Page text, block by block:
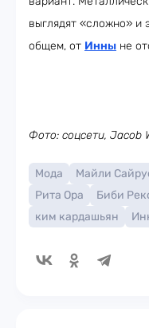
выглядят «сложно» и
общем, от Инны не
Фото: соцсети, Jacob
Мода Майли
Рита Ора
Биби
ким кардашьян